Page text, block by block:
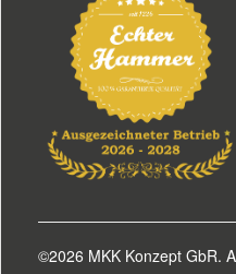
©2026 MKK Konzept GbR.